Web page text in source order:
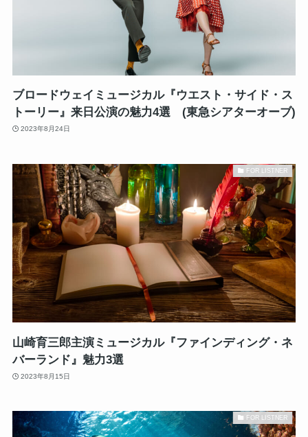
ブロードウェイミュージカル『ウエスト・サイド・ス
トーリー』来日公演の魅力4選 (東急シアターオーブ)
2023年8月24日
FOR LISTNER
山崎育三郎主演ミュージカル『ファインディング・ネ
バーランド』魅力3選
2023年8月15日
FOR LISTNER